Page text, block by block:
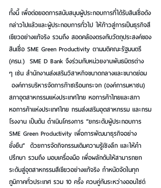
ทั้งนี้ เพื่อต่อยอดการสนับสนุนผู้ประกอบการที่ได้รับสินเชื่อดัง
กล่าวไปแล้วและผู้ประกอบการทั่วไป ให้ก้าวสู่การเป็นธุรกิจสี
เขียวอย่างแท้จริง รวมถึง สอดคล้องตรงกับวัตถุประสงค์ของ
สินเชื่อ SME Green Productivity ตามมติคณะรัฐมนตรี
(ครม.)  SME D Bank จึงร่วมกับหน่วยงานพันธมิตรต่าง
ๆ เช่น สำนักงานส่งเสริมวิสาหกิจขนาดกลางและขนาดย่อม
องค์การบริหารจัดการก๊าซเรือนกระจก (องค์การมหาชน)
สภาอุตสาหกรรมแห่งประเทศไทย หอการค้าไทยและสภา
หอการค้าแห่งประเทศไทย กรมส่งเสริมอุตสาหกรรม และกรม
โรงงาน เป็นต้น ดำเนินโครงการ “ยกระดับผู้ประกอบการ
SME Green Productivity เพื่อการพัฒนาธุรกิจอย่าง
ยั่งยืน”  ด้วยการจัดกิจกรรมเติมความรู้เชิงลึก และให้คำ
ปรึกษา รวมถึง มอบเครื่องมือ เพื่อผลักดันให้สามารถยก
ระดับสู่อุตสาหกรรมสีเขียวอย่างแท้จริง กำหนัดจัดในทุก
ภูมิภาคทั่วประเทศ รวม 10 ครั้ง ควบคู่กันระหว่างออนไซต์